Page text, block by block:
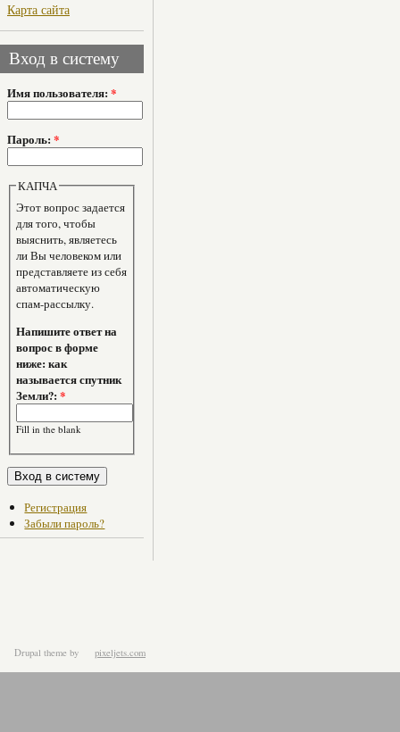
Карта сайта
Вход в систему
Имя пользователя: *
Пароль: *
КАПЧА
Этот вопрос задается
для того, чтобы
выяснить, являетесь
ли Вы человеком или
представляете из себя
автоматическую
спам-рассылку.
Напишите ответ на
вопрос в форме
ниже: как
называется спутник
Земли?:*
Fill in the blank
Регистрация
Забыли пароль?
Drupal theme by pixeljets.com